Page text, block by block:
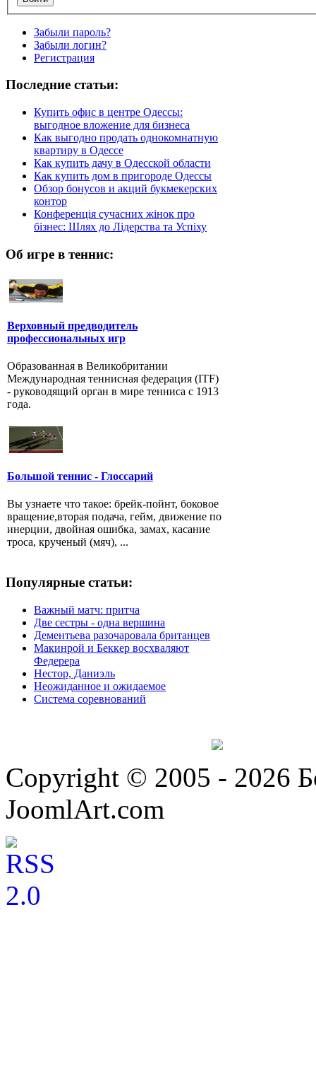
Забыли пароль?
Забыли логин?
Регистрация
Последние статьи:
Купить офис в центре Одессы:
выгодное вложение для бизнеса
Как выгодно продать однокомнатную
квартиру в Одессе
Как купить дачу в Одесской области
Как купить дом в пригороде Одессы
Обзор бонусов и акций букмекерских
контор
Конференція сучасних жінок про
бізнес: Шлях до Лідерства та Успіху
Об игре в теннис:
Верховный предводитель
профессиональных игр
Образованная в Великобритании
Международная теннисная федерация (ITF)
- руководящий орган в мире тенниса с 1913
года.
Большой теннис - Глоссарий
Вы узнаете что такое: брейк-пойнт, боковое
вращение,вторая подача, гейм, движение по
инерции, двойная ошибка, замах, касание
троса, крученый (мяч), ...
Популярные статьи:
Важный матч: притча
Две сестры - одна вершина
Дементьева разочаровала британцев
Макинрой и Беккер восхваляют
Федерера
Нестор, Даниэль
Неожиданное и ожидаемое
Система соревнований
Copyright © 2005 - 2026
JoomlArt.com